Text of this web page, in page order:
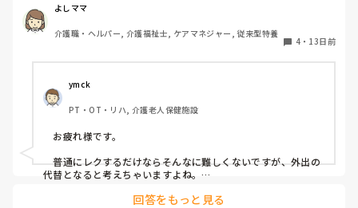
よしママ
介護職・ヘルパー, 介護福祉士, ケアマネジャー, 従来型特養
4・ 13日前
ymck
PT・OT・リハ, 介護老人保健施設
お疲れ様です。
普通にレクするだけならそんなに難しくないですが、外出の
代替となると考えちゃいますよね。
やったりしてます。いつも出さない炭酸飲料をお出しして、花
回答をもっと見る